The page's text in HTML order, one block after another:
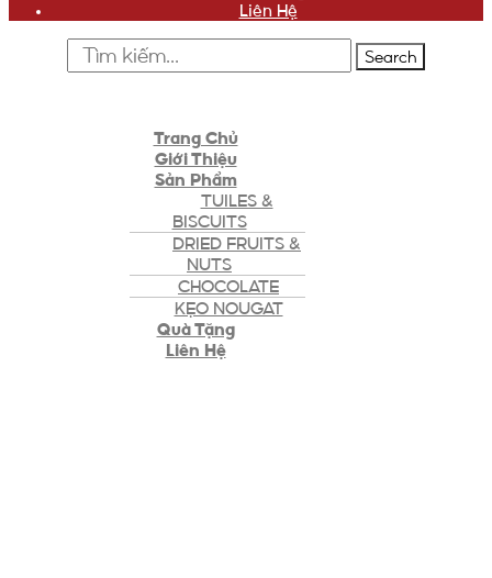
Liên Hệ
Search
Trang Chủ
Giới Thiệu
Sản Phẩm
TUILES &
BISCUITS
DRIED FRUITS &
NUTS
CHOCOLATE
KẸO NOUGAT
Quà Tặng
Liên Hệ